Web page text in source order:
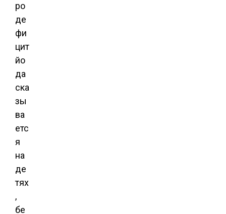
ро
де
фи
цит
йо
да
ска
зы
ва
етс
я
на
де
тях
,
бе